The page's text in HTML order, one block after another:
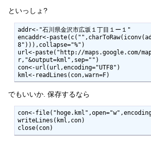
といっしょ?
addr<-"石川県金沢市広坂１丁目１ー１"
encaddr<-
8"))),collapse="%")
url<-paste("http://maps.google.com/
r,"&output=kml",sep="")
con<-url(url,encoding="UTF8")
kml<-readLines(con,warn=F)
でもいいか. 保存するなら
con<-
writeLines(kml,con)
close(con)